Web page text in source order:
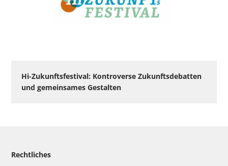
Hi-Zukunftsfestival: Kontroverse Zukunftsdebatten
und gemeinsames Gestalten
Rechtliches